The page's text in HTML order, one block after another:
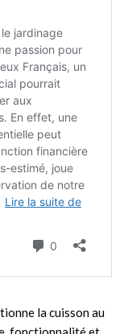
la cuisson au